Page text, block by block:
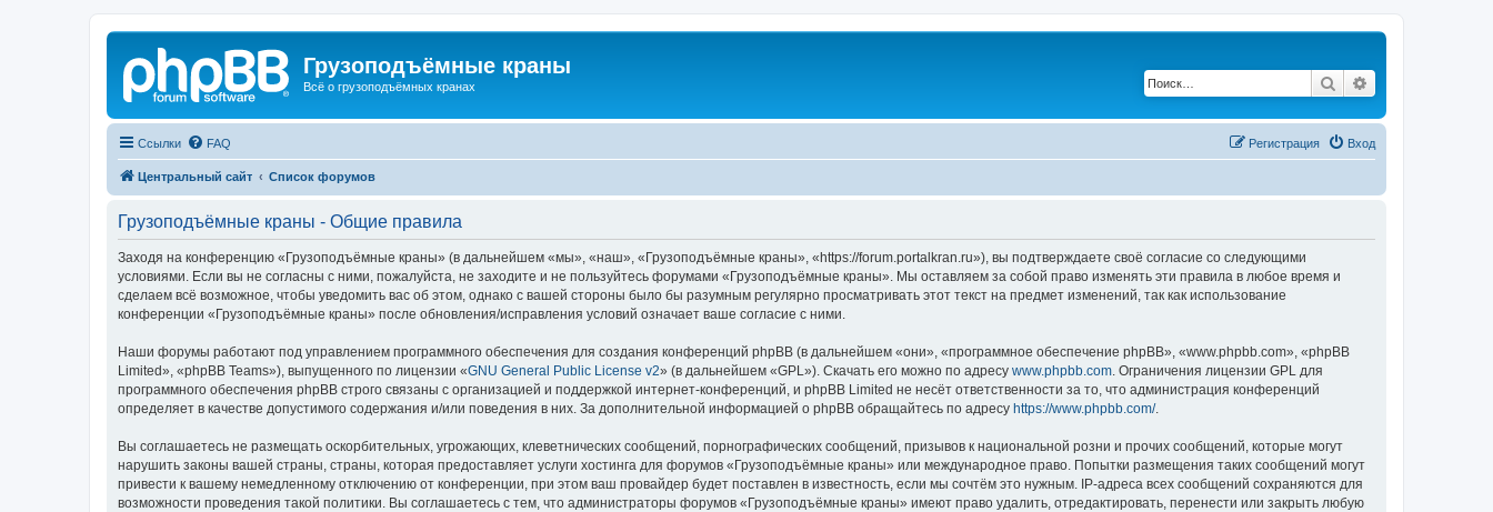
Грузоподъёмные краны
Всё о грузоподъёмных кранах Поиск
Ссылки FAQ Вход
Регистрация
Центральный сайт Список форумов
Грузоподъёмные краны - Общие правила
Заходя на конференцию «Грузоподъёмные краны» (в дальнейшем «мы», «наш», «Грузоподъёмные краны», «https://forum.portalkran.ru»), вы подтверждаете своё согласие со следующими
условиями. Если вы не согласны с ними, пожалуйста, не заходите и не пользуйтесь форумами «Грузоподъёмные краны». Мы оставляем за собой право изменять эти правила в любое время и
сделаем всё возможное, чтобы уведомить вас об этом, однако с вашей стороны было бы разумным регулярно просматривать этот текст на предмет изменений, так как использование
конференции «Грузоподъёмные краны» после обновления/исправления условий означает ваше согласие с ними.
Наши форумы работают под управлением программного обеспечения для создания конференций phpBB (в дальнейшем «они», «программное обеспечение phpBB», «www.phpbb.com», «phpBB
Limited», «phpBB Teams»), выпущенного по лицензии «GNU General Public License v2» (в дальнейшем «GPL»). Скачать его можно по адресу www.phpbb.com . Ограничения лицензии GPL для
программного обеспечения phpBB строго связаны с организацией и поддержкой интернет-конференций, и phpBB Limited не несёт ответственности за то, что администрация конференций
определяет в качестве допустимого содержания и/или поведения в них. За дополнительной информацией о phpBB обращайтесь по адресу https://www.phpbb.com/.
Вы соглашаетесь не размещать оскорбительных, угрожающих, клеветнических сообщений, порнографических сообщений, призывов к национальной розни и прочих сообщений, которые могут
нарушить законы вашей страны, страны, которая предоставляет услуги хостинга для форумов «Грузоподъёмные краны» или международное право. Попытки размещения таких сообщений могут
привести к вашему немедленному отключению от конференции, при этом ваш провайдер будет поставлен в известность, если мы сочтём это нужным. IP-адреса всех сообщений сохраняются для
возможности проведения такой политики. Вы соглашаетесь с тем, что администраторы форумов «Грузоподъёмные краны» имеют право удалить, отредактировать, перенести или закрыть любую